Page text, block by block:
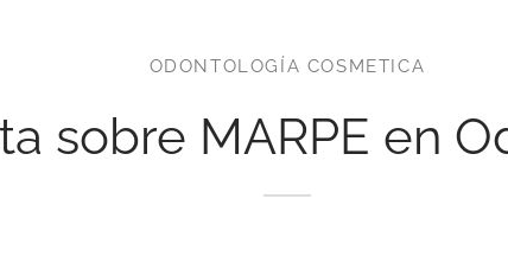
ODONTOLOGÍA COSMETICA
sobre MARPE en